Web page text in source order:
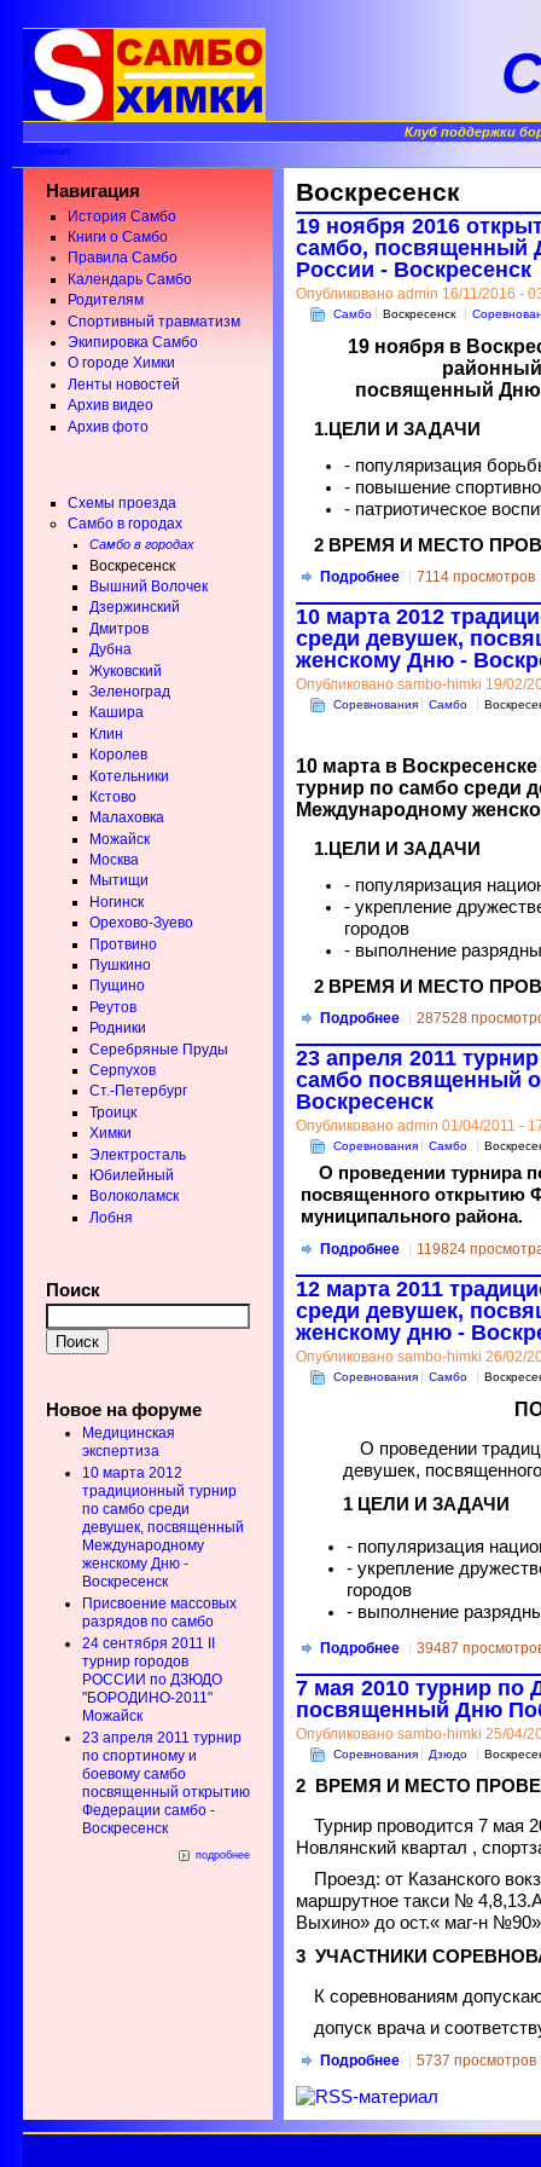
Клуб поддержки
Главная
Навигация
История Самбо
Книги о Самбо
Правила Самбо
Календарь Самбо
Родителям
Спортивный травматизм
Экипировка Самбо
О городе Химки
Ленты новостей
Архив видео
Архив фото
Схемы проезда
Самбо в городах
Самбо в городах
Воскресенск
Вышний Волочек
Дзержинский
Дмитров
Дубна
Жуковский
Зеленоград
Кашира
Клин
Королев
Котельники
Кстово
Малаховка
Можайск
Москва
Мытищи
Ногинск
Орехово-Зуево
Протвино
Пушкино
Пущино
Реутов
Родники
Серебряные Пруды
Серпухов
Ст.-Петербург
Троицк
Химки
Электросталь
Юбилейный
Волоколамск
Лобня
Поиск
Новое на форуме
Медицинская
экспертиза
10 марта 2012
традиционный турнир
по самбо среди
девушек, посвященный
Международному
женскому Дню -
Воскресенск
Присвоение массовых
разрядов по самбо
24 сентября 2011 II
турнир городов
РОССИИ по ДЗЮДО
"БОРОДИНО-2011"
Можайск
23 апреля 2011 турнир
по спортиному и
боевому самбо
посвященный открытию
Федерации самбо -
Воскресенск
подробнее
Воскресенск
19 ноября 2016
самбо, посвященный
России - Воскресенск
Опубликовано admin 16/11/2016 -
Самбо Воскресенск
19 ноября в
посвященный
1.ЦЕЛИ И ЗАДАЧИ
- популяризация
- повышение
- патриотическое
2 ВРЕМЯ И МЕСТО
Подробнее 7114 просмотров
10 марта 2012
среди девушек,
женскому Дню -
Опубликовано sambo-himki 19/02/
Соревнования Самбо
10 марта в
турнир по самбо среди
Международному
1.ЦЕЛИ И ЗАДАЧИ
- популяризация
- укрепление
городов
- выполнение
2 ВРЕМЯ И МЕСТО
Подробнее 287528
23 апреля 2011
самбо посвященный
Воскресенск
Опубликовано admin 01/04/2011 -
Соревнования Самбо
О проведении турнира
посвященного открытию
муниципального района.
Подробнее 119824
12 марта 2011
среди девушек,
женскому дню -
Опубликовано sambo-himki 26/02/
Соревнования Самбо
О проведении
девушек,
1 ЦЕЛИ И ЗАДАЧИ
- популяризация
- укрепление
городов
- выполнение
Подробнее 39487
7 мая 2010 турнир
посвященный Дню
Опубликовано sambo-himki 25/04/
Соревнования Дзюдо
2 ВРЕМЯ И МЕСТО
Турнир проводится 7 мая
Новлянский квартал ,
Проезд: от Казанского
маршрутное такси №
Выхино» до ост.« маг-н
3 УЧАСТНИКИ
К соревнованиям
допуск врача и
Подробнее 5737 просмотров